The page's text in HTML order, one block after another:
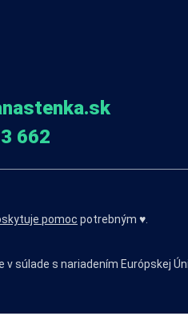
662
pomoc potrebným ♥️.
v súlade s nariadením Európskej